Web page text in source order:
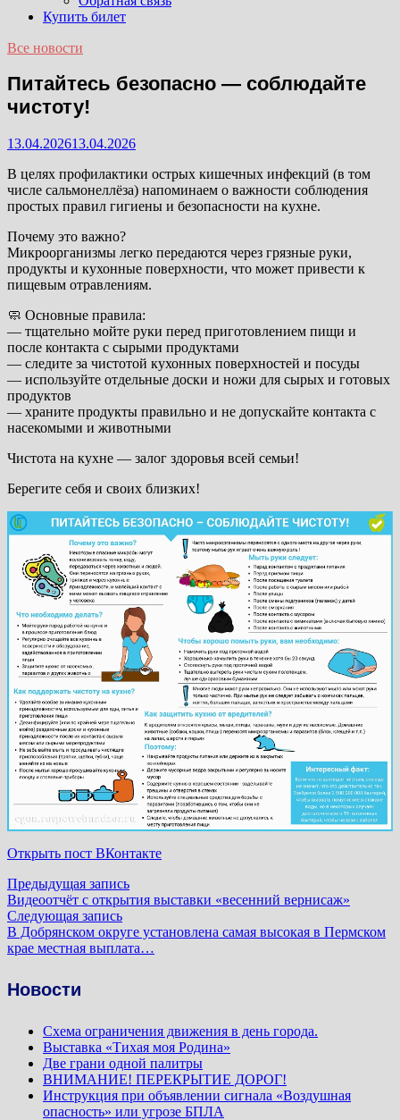
Купить билет
Все новости
Питайтесь безопасно — соблюдайте
чистоту!
13.04.202613.04.2026
В целях профилактики острых кишечных инфекций (в том
числе сальмонеллёза) напоминаем о важности соблюдения
простых правил гигиены и безопасности на кухне.
Почему это важно?
Микроорганизмы легко передаются через грязные руки,
продукты и кухонные поверхности, что может привести к
пищевым отравлениям.
🧼 Основные правила:
— тщательно мойте руки перед приготовлением пищи и
после контакта с сырыми продуктами
— следите за чистотой кухонных поверхностей и посуды
— используйте отдельные доски и ножи для сырых и готовых
продуктов
— храните продукты правильно и не допускайте контакта с
насекомыми и животными
Чистота на кухне — залог здоровья всей семьи!
Берегите себя и своих близких!
Открыть пост ВКонтакте
Навигация
по
записям
Предыдущая записьПредыдущая
запись:
Видеоотчёт с открытия выставки «весенний вернисаж»
Следующая записьСледующая
запись:
В Добрянском округе установлена самая высокая в Пермском
крае местная выплата…
Новости
Схема ограничения движения в день города.
Выставка «Тихая моя Родина»
Две грани одной палитры
ВНИМАНИЕ! ПЕРЕКРЫТИЕ ДОРОГ!
Инструкция при объявлении сигнала «Воздушная
опасность» или угрозе БПЛА